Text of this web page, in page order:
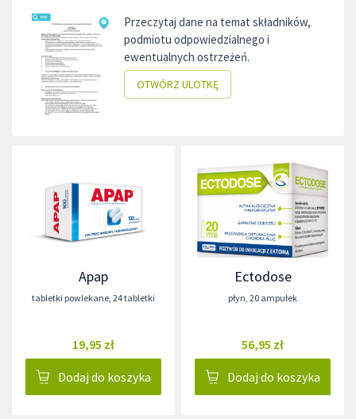
Przeczytaj dane na temat składników,
podmiotu odpowiedzialnego i
ewentualnych ostrzeżeń.
OTWÓRZ ULOTKĘ
Apap
tabletki powlekane 24 tabletki
19,95 zł
Dodaj do koszyka
Ectodose
płyn 20 ampułek
56,95 zł
Dodaj do koszyka